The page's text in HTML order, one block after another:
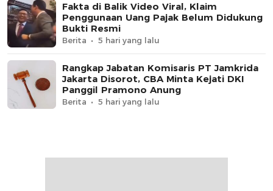
Fakta di Balik Video Viral, Klaim
Penggunaan Uang Pajak Belum Didukung
Bukti Resmi
Berita 5 hari yang lalu
Rangkap Jabatan Komisaris PT Jamkrida
Jakarta Disorot, CBA Minta Kejati DKI
Panggil Pramono Anung
Berita 5 hari yang lalu